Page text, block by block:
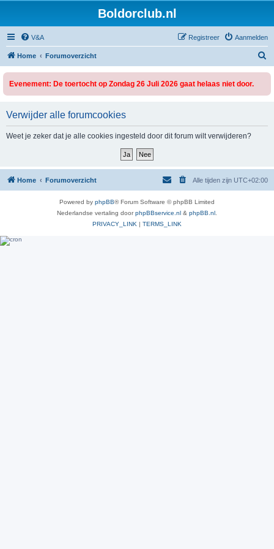
Boldorclub.nl
V&A Aanmelden
Registreer
Home Forumoverzicht
Evenement: De toertocht op Zondag 26 Juli 2026 gaat helaas niet door.
Verwijder alle forumcookies
Weet je zeker dat je alle cookies ingesteld door dit forum wilt verwijderen?
Home Forumoverzicht Alle tijden zijn UTC+02:00
Powered by phpBB® Forum Software © phpBB Limited
Nederlandse vertaling doorphpBBservice.nl & phpBB.nl
PRIVACY_LINK | TERMS_LINK